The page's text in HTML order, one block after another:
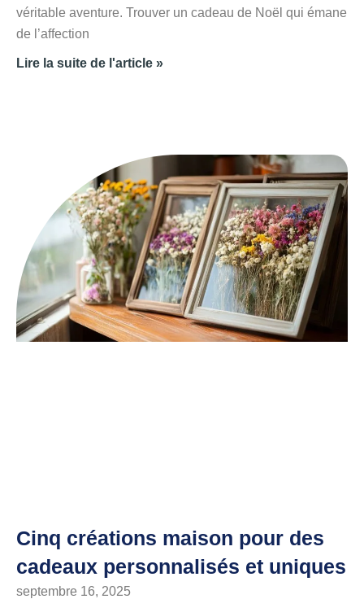
véritable aventure. Trouver un cadeau de Noël qui émane
de l’affection
Lire la suite de l'article »
Cinq créations maison pour des
cadeaux personnalisés et uniques
septembre 16, 2025